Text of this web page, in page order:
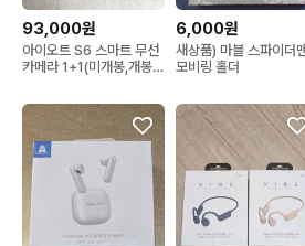
93,000원
아이오트 S6 스마트 무선
카메라 1+1(미개봉,개봉)
6,000원
새상품) 마블 스파이더
모비링 홀더